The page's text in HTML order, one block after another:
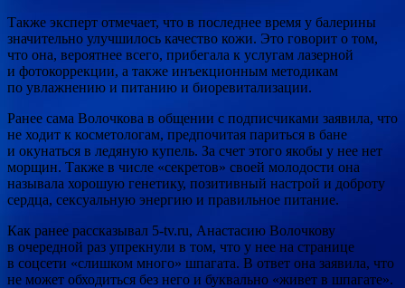
Также эксперт отмечает, что в последнее время у балерины
значительно улучшилось качество кожи. Это говорит о том,
что она, вероятнее всего, прибегала к услугам лазерной
и фотокоррекции, а также инъекционным методикам
по увлажнению и питанию и биоревитализации.
Ранее сама Волочкова в общении с подписчиками заявила, что
не ходит к косметологам, предпочитая париться в бане
и окунаться в ледяную купель. За счет этого якобы у нее нет
морщин. Также в числе «секретов» своей молодости она
называла хорошую генетику, позитивный настрой и доброту
сердца, сексуальную энергию и правильное питание.
Как ранее рассказывал 5-tv.ru, Анастасию Волочкову
в очередной раз упрекнули в том, что у нее на странице
в соцсети «слишком много» шпагата. В ответ она заявила, что
не может обходиться без него и буквально «живет в шпагате».